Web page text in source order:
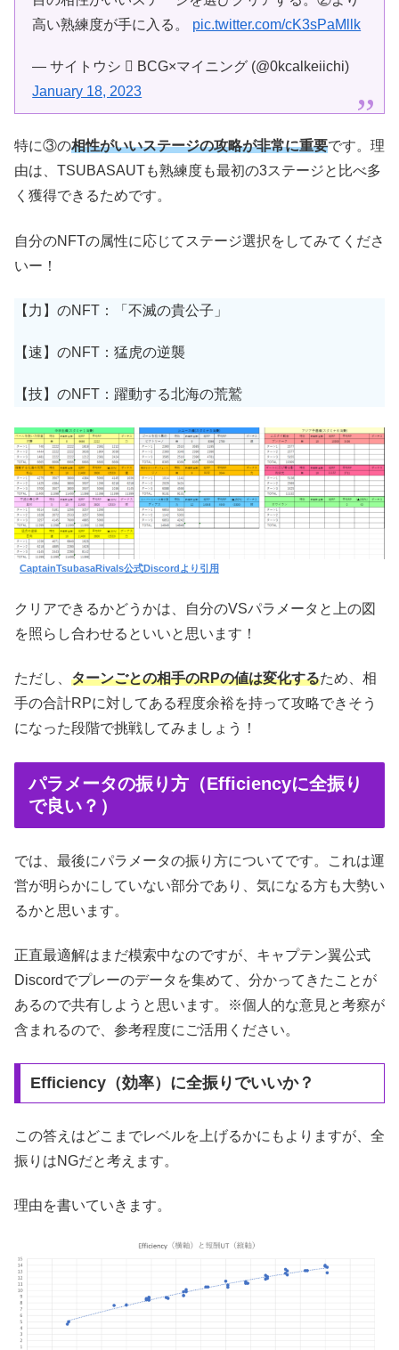
高い熟練度が手に入る。 pic.twitter.com/cK3sPaMllk
— サイトウシ  BCG×マイニング (@0kcalkeiichi)
January 18, 2023
特に③の相性がいいステージの攻略が非常に重要です。理
由は、TSUBASAUTも熟練度も最初の3ステージと比べ多
く獲得できるためです。
自分のNFTの属性に応じてステージ選択をしてみてくださ
いー！
【力】のNFT：「不滅の貴公子」
【速】のNFT：猛虎の逆襲
【技】のNFT：躍動する北海の荒鷲
CaptainTsubasaRivals公式Discordより引用
クリアできるかどうかは、自分のVSパラメータと上の図
を照らし合わせるといいと思います！
ただし、 ターンごとの相手のRPの値は変化するため、相
手の合計RPに対してある程度余裕を持って攻略できそう
になった段階で挑戦してみましょう！
パラメータの振り方（Efficiencyに全振り
で良い？）
では、最後にパラメータの振り方についてです。これは運
営が明らかにしていない部分であり、気になる方も大勢い
るかと思います。
正直最適解はまだ模索中なのですが、キャプテン翼公式
Discordでプレーのデータを集めて、分かってきたことが
あるので共有しようと思います。※個人的な意見と考察が
含まれるので、参考程度にご活用ください。
Efficiency（効率）に全振りでいいか？
この答えはどこまでレベルを上げるかにもよりますが、全
振りはNGだと考えます。
理由を書いていきます。